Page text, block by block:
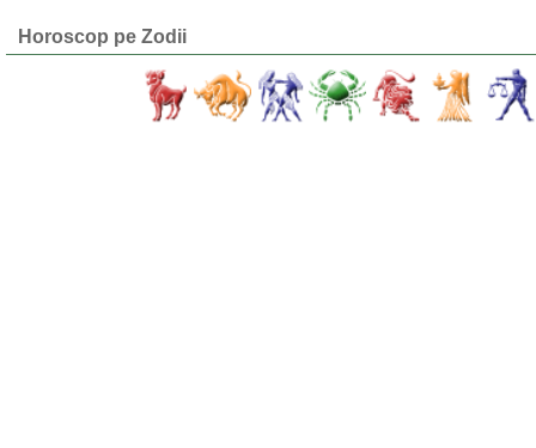
Horoscop pe Zodii